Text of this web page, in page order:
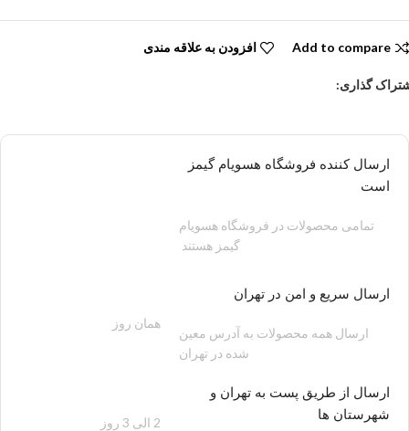
Add to compare افزودن به علاقه مندی
گذاری:
ارسال کننده فروشگاه هسویام گیمز
است
تمامی محصولات در فروشگاه هسویام
گیمز هستند
ارسال سریع و امن در تهران
ارسال همه محصولات به آدرس معین
شده در تهران
همان روز
ارسال از طریق پست به تهران و
شهرستان ها
2 الی 3 روز